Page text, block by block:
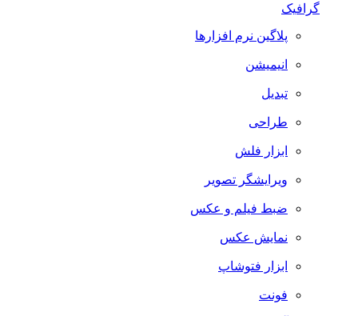
گرافیک
پلاگین نرم افزارها
انیمیشن
تبدیل
طراحی
ابزار فلش
ویرایشگر تصویر
ضبط فيلم و عكس
نمایش عکس
ابزار فتوشاپ
فونت